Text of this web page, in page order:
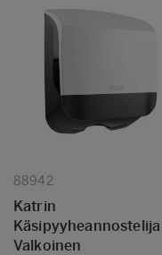
88942
Katrin
Käsipyyheannostelija
Valkoinen